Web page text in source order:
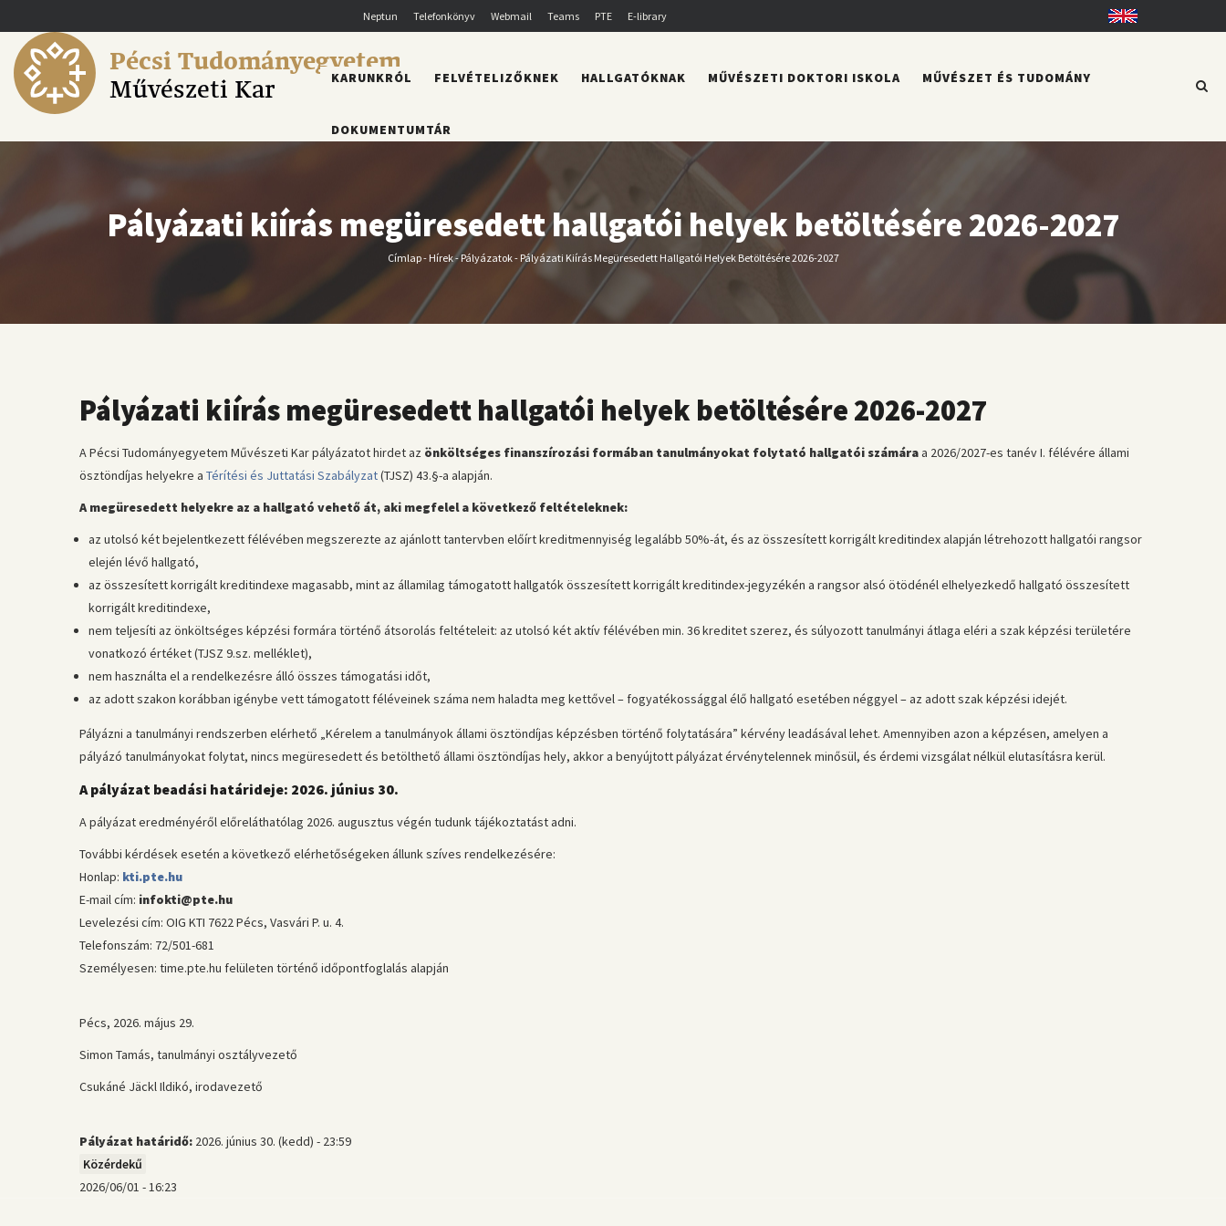
a
tartalomra
Neptun Telefonkönyv Webmail Teams PTE E-library English
Pécsi Tudományegyetem
Művészeti Kar
FŐMENÜ
KARUNKRÓL FELVÉTELIZŐKNEK HALLGATÓKNAK MŰVÉSZETI DOKTORI ISKOLA MŰVÉSZET ÉS TUDOMÁNY
DOKUMENTUMTÁR
Pályázati kiírás megüresedett hallgatói helyek betöltésére 2026-2027
Morzsa
Címlap- Hírek-Pályázatok- Pályázati Kiírás Megüresedett Hallgatói Helyek Betöltésére 2026-2027
Pályázati kiírás megüresedett hallgatói helyek betöltésére 2026-2027
A Pécsi Tudományegyetem Művészeti Kar pályázatot hirdet az önköltséges finanszírozási formában tanulmányokat folytató hallgatói számára a 2026/2027-es tanév I. félévére állami
ösztöndíjas helyekre a Térítési és Juttatási Szabályzat(TJSZ) 43.§-a alapján.
A megüresedett helyekre az a hallgató vehető át, aki megfelel a következő feltételeknek:
az utolsó két bejelentkezett félévében megszerezte az ajánlott tantervben előírt kreditmennyiség legalább 50%-át, és az összesített korrigált kreditindex alapján létrehozott hallgatói rangsor
elején lévő hallgató,
az összesített korrigált kreditindexe magasabb, mint az államilag támogatott hallgatók összesített korrigált kreditindex-jegyzékén a rangsor alsó ötödénél elhelyezkedő hallgató összesített
korrigált kreditindexe,
nem teljesíti az önköltséges képzési formára történő átsorolás feltételeit: az utolsó két aktív félévében min. 36 kreditet szerez, és súlyozott tanulmányi átlaga eléri a szak képzési területére
vonatkozó értéket (TJSZ 9.sz. melléklet),
nem használta el a rendelkezésre álló összes támogatási időt,
az adott szakon korábban igénybe vett támogatott féléveinek száma nem haladta meg kettővel – fogyatékossággal élő hallgató esetében néggyel – az adott szak képzési idejét.
Pályázni a tanulmányi rendszerben elérhető „Kérelem a tanulmányok állami ösztöndíjas képzésben történő folytatására” kérvény leadásával lehet. Amennyiben azon a képzésen, amelyen a
pályázó tanulmányokat folytat, nincs megüresedett és betölthető állami ösztöndíjas hely, akkor a benyújtott pályázat érvénytelennek minősül, és érdemi vizsgálat nélkül elutasításra kerül.
A pályázat beadási határideje: 2026. június 30.
A pályázat eredményéről előreláthatólag 2026. augusztus végén tudunk tájékoztatást adni.
További kérdések esetén a következő elérhetőségeken állunk szíves rendelkezésére:
Honlap: kti.pte.hu
E-mail cím: infokti@pte.hu
Levelezési cím: OIG KTI 7622 Pécs, Vasvári P. u. 4.
Telefonszám: 72/501-681
Személyesen: time.pte.hu felületen történő időpontfoglalás alapján
Pécs, 2026. május 29.
Simon Tamás, tanulmányi osztályvezető
Csukáné Jäckl Ildikó, irodavezető
Pályázat határidő: 2026. június 30. (kedd) - 23:59
Közérdekű
2026/06/01 - 16:23